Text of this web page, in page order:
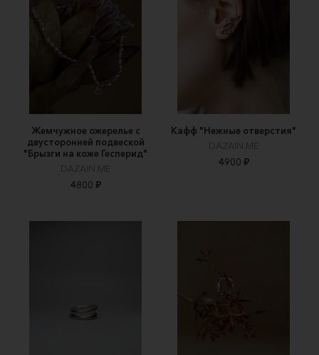
Жемчужное ожерелье с
двусторонней подвеской
"Брызги на коже Гесперид"
DAZAIN.ME
4800 ₽
Кафф "Нежные отверстия"
DAZAIN.ME
4900 ₽